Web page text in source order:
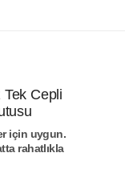
Cepli
için uygun.
rahatlıkla